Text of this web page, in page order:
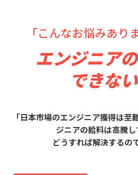
「こんなお悩みあり
エンジニア
できな
「日本市場のエンジニア獲得は至
ジニアの給料は高騰し
どうすれば解決するの